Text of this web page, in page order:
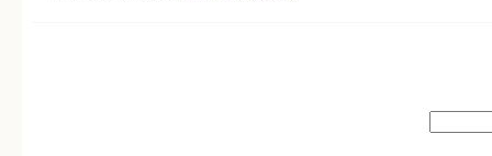
Search